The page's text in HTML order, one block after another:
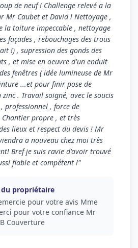
de neuf ! Challenge relevé a la
Mr Caubet et David ! Nettoyage ,
la toiture impeccable , nettoyage
façades , rebouchages des trous
!) , supression des gonds des
, et mise en oeuvre d'un enduit
fenêtres ( idée lumineuse de Mr
...et pour finir pose de
. Travail soigné, avec le soucis
professionnel , force de
propre , et très
lieux et respect du devis ! Mr
a nouveau chez moi très
Bref je suis ravie d'avoir trouvé
fiable et compétent !"
du propriétaire
pour votre avis Mme
pour votre confiance Mr
Couverture